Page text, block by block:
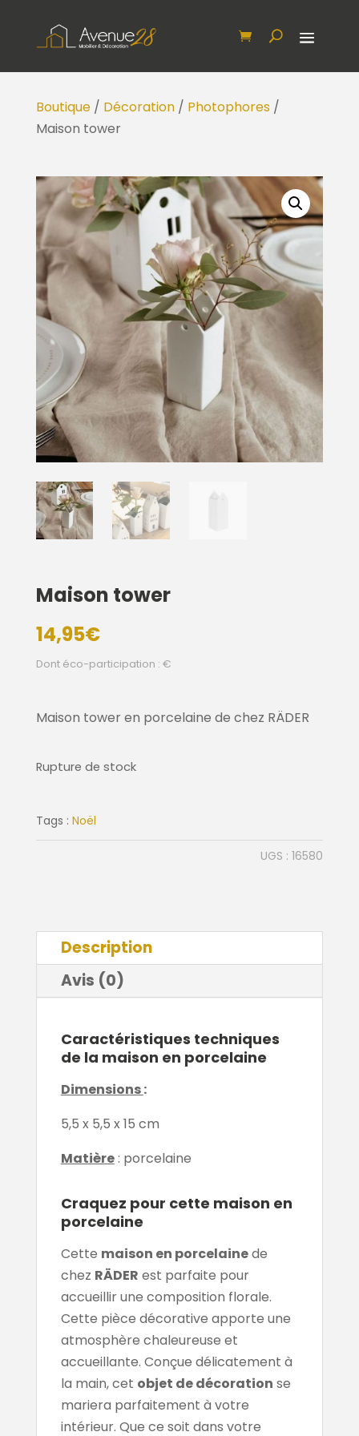
Boutique/ Décoration/ Photophores/
Maison tower
Maison tower
14,95€
Dont éco-participation : €
Maison tower en porcelaine de chez RÄDER
Rupture de stock
Tags : Noël
UGS :16580
Description
Avis (0)
Caractéristiques techniques
de la maison en porcelaine
Dimensions:
5,5 x 5,5 x 15 cm
Matière: porcelaine
Craquez pour cette maison en
porcelaine
Cette maison en porcelainede
chez RÄDER est parfaite pour
accueillir une composition florale.
Cette pièce décorative apporte une
atmosphère chaleureuse et
accueillante. Conçue délicatement à
la main, cet objet de décoration se
mariera parfaitement à votre
intérieur. Que ce soit dans votre